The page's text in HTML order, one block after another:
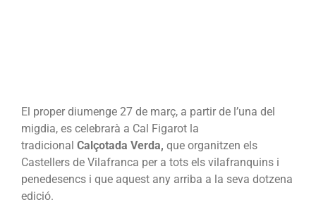
El proper diumenge 27 de març, a partir de l’una del
migdia, es celebrarà a Cal Figarot la
tradicional Calçotada Verda, que organitzen els
Castellers de Vilafranca per a tots els vilafranquins i
penedesencs i que aquest any arriba a la seva dotzena
edició.